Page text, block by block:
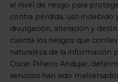
al nivel de riesgo para
contra pérdida, uso indebido
divulgación, alteración y
cuenta los riesgos que
naturaleza de la información
Oscar Piñeiro Andujar,
servicios han sido